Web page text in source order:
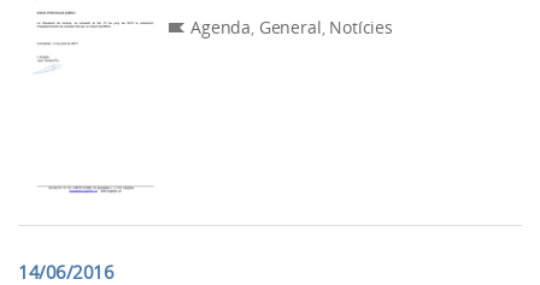
Agenda General Notícies
14/06/2016